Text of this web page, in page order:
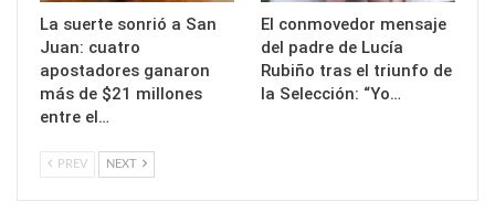
La suerte sonrió a San
Juan: cuatro
apostadores ganaron
más de $21 millones
entre el…
El conmovedor mensaje
del padre de Lucía
Rubiño tras el triunfo de
la Selección: “Yo…
PREV NEXT